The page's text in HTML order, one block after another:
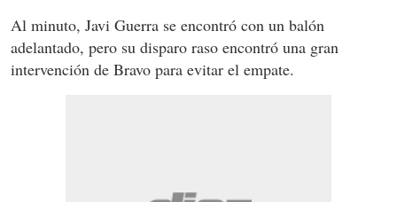
Al minuto, Javi Guerra se encontró con un balón
adelantado, pero su disparo raso encontró una gran
intervención de Bravo para evitar el empate.